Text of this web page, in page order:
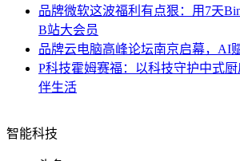
品牌微软这波福利有点狠：用7天
B站大会员
品牌云电脑高峰论坛南京启幕，AI
P科技霍姆赛福：以科技守护中式
伴生活
智能科技